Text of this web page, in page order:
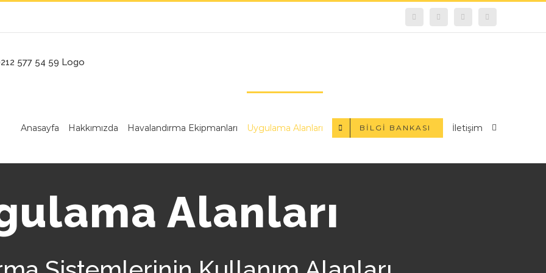
facebook instagram youtube
Anasayfa Hakkımızda Havalandırma Ekipmanları Uygulama Alanları BILGI BANKASI İletişim
Alanları